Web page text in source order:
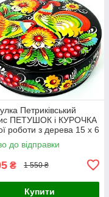
Петриківський
ПЕТУШОК і КУРОЧКА
роботи з дерева 15 х 6
сувенір
до відправки
₴ 1 550 ₴
Купити